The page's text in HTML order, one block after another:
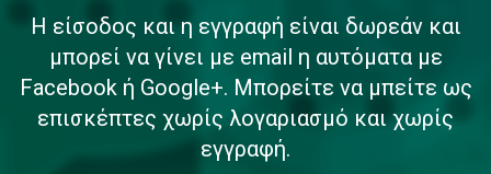
Η είσοδος και η εγγραφή είναι δωρεάν και
μπορεί να γίνει με email η αυτόματα με
Facebook ή Google+. Μπορείτε να μπείτε ως
επισκέπτες χωρίς λογαριασμό και χωρίς
εγγραφή.